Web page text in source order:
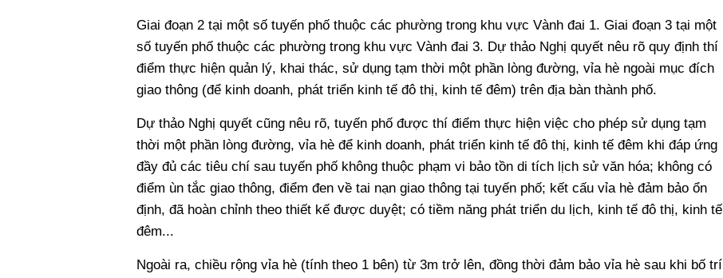
Giai đoạn 2 tại một số tuyến phố thuộc các phường trong khu vực Vành đai 1. Giai đoạn 3 tại một
số tuyến phố thuộc các phường trong khu vực Vành đai 3. Dự thảo Nghị quyết nêu rõ quy định thí
điểm thực hiện quản lý, khai thác, sử dụng tạm thời một phần lòng đường, vỉa hè ngoài mục đích
giao thông (để kinh doanh, phát triển kinh tế đô thị, kinh tế đêm) trên địa bàn thành phố.
Dự thảo Nghị quyết cũng nêu rõ, tuyến phố được thí điểm thực hiện việc cho phép sử dụng tạm
thời một phần lòng đường, vỉa hè để kinh doanh, phát triển kinh tế đô thị, kinh tế đêm khi đáp ứng
đầy đủ các tiêu chí sau tuyến phố không thuộc phạm vi bảo tồn di tích lịch sử văn hóa; không có
điểm ùn tắc giao thông, điểm đen về tai nạn giao thông tại tuyến phố; kết cấu vỉa hè đảm bảo ổn
định, đã hoàn chỉnh theo thiết kế được duyệt; có tiềm năng phát triển du lịch, kinh tế đô thị, kinh tế
đêm...
Ngoài ra, chiều rộng vỉa hè (tính theo 1 bên) từ 3m trở lên, đồng thời đảm bảo vỉa hè sau khi bố trí